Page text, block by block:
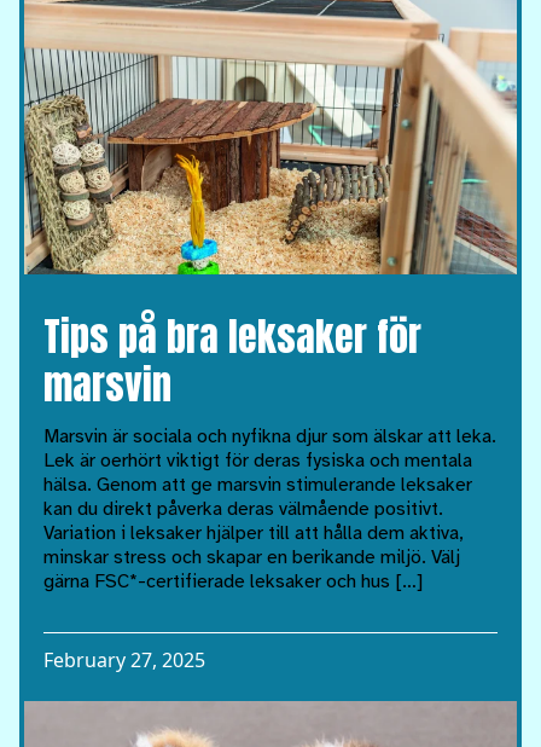
Tips på bra leksaker för
marsvin
Marsvin är sociala och nyfikna djur som älskar att leka.
Lek är oerhört viktigt för deras fysiska och mentala
hälsa. Genom att ge marsvin stimulerande leksaker
kan du direkt påverka deras välmående positivt.
Variation i leksaker hjälper till att hålla dem aktiva,
minskar stress och skapar en berikande miljö. Välj
gärna FSC*-certifierade leksaker och hus […]
February 27, 2025